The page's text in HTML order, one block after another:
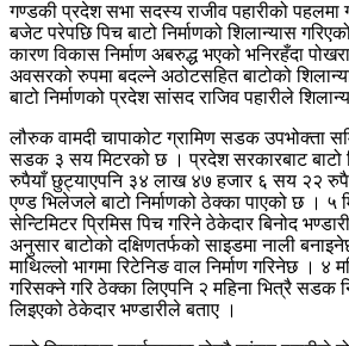
गण्डकी प्रदेश सभा सदस्य राजीव पहारीको
बजेट परेपछि पिच बाटो निर्माणको शिलान्यास
कारण विकास निर्माण अबरुद्ध भएको भनिरहँदा
अवसरको रुपमा बदल्ने अठोटसहित बाटोको
बाटो निर्माणको प्रदेश सांसद राजिव पहारीले
लौरुक वामदी चापाकोट ग्रामिण सडक उपभोक्ता
सडक ३ सय मिटरको छ । प्रदेश सरकारबाट बाटो
रुपैयाँ छुट्याएपनि ३४ लाख ४७ हजार ६ सय २२
एण्ड भिलेजले बाटो निर्माणको ठेक्का पाएको छ । ५
सेन्टिमिटर प्रिमिस पिच गरिने ठेकेदार बिनोद
अनुसार बाटोको दक्षिणतर्फको साइडमा नाली
माथिल्लो भागमा रिटेनिङ वाल निर्माण गरिनेछ । ४
गरिसक्ने गरि ठेक्का लिएपनि २ महिना भित्रै सडक
लिइएको ठेकेदार भण्डारीले बताए ।